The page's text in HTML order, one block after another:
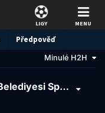
LIGY MENU
Předpověď
Minulé H2H
Yeni Ordu Spor Kulubu vs Fatsa Belediyesi Spor Kulubu